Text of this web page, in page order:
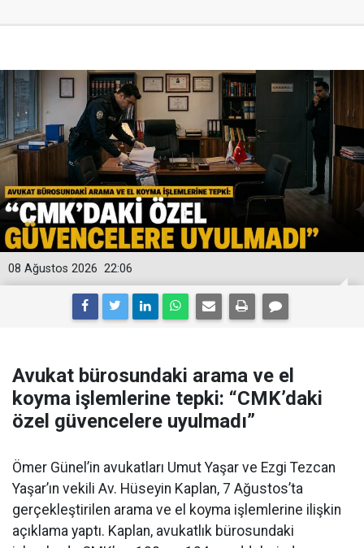
22:06
08 Ağustos 2026
Avukat bürosundaki arama ve el
koyma işlemlerine tepki: “CMK’daki
özel güvencelere uyulmadı”
Ömer Günel’in avukatları Umut Yaşar ve Ezgi Tezcan
Yaşar’ın vekili Av. Hüseyin Kaplan, 7 Ağustos’ta
gerçekleştirilen arama ve el koyma işlemlerine ilişkin
açıklama yaptı. Kaplan, avukatlık bürosundaki